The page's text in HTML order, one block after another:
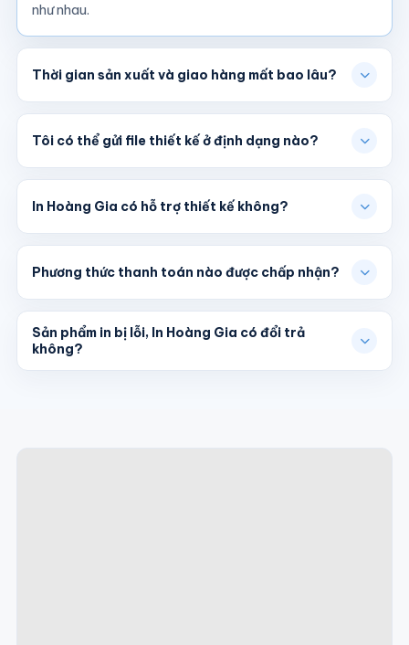
như nhau.
Thời gian sản xuất và giao hàng mất bao lâu?
Tôi có thể gửi file thiết kế ở định dạng nào?
In Hoàng Gia có hỗ trợ thiết kế không?
Phương thức thanh toán nào được chấp nhận?
Sản phẩm in bị lỗi, In Hoàng Gia có đổi trả
không?